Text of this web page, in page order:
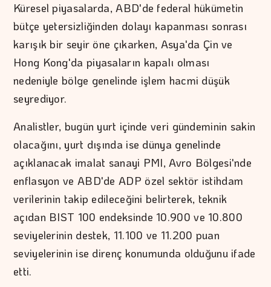
Küresel piyasalarda, ABD'de federal hükümetin
bütçe yetersizliğinden dolayı kapanması sonrası
karışık bir seyir öne çıkarken, Asya'da Çin ve
Hong Kong'da piyasaların kapalı olması
nedeniyle bölge genelinde işlem hacmi düşük
seyrediyor.
Analistler, bugün yurt içinde veri gündeminin sakin
olacağını, yurt dışında ise dünya genelinde
açıklanacak imalat sanayi PMI, Avro Bölgesi'nde
enflasyon ve ABD'de ADP özel sektör istihdam
verilerinin takip edileceğini belirterek, teknik
açıdan BIST 100 endeksinde 10.900 ve 10.800
seviyelerinin destek, 11.100 ve 11.200 puan
seviyelerinin ise direnç konumunda olduğunu ifade
etti.